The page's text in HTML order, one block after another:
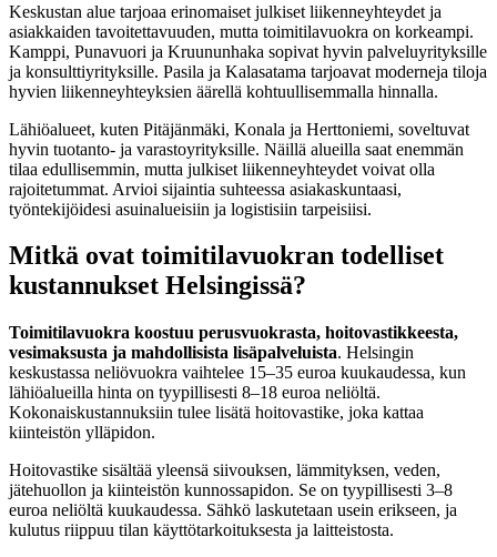
Keskustan alue tarjoaa erinomaiset julkiset liikenneyhteydet ja
asiakkaiden tavoitettavuuden, mutta toimitilavuokra on korkeampi.
Kamppi, Punavuori ja Kruununhaka sopivat hyvin palveluyrityksille
ja konsulttiyrityksille. Pasila ja Kalasatama tarjoavat moderneja tiloja
hyvien liikenneyhteyksien äärellä kohtuullisemmalla hinnalla.
Lähiöalueet, kuten Pitäjänmäki, Konala ja Herttoniemi, soveltuvat
hyvin tuotanto- ja varastoyrityksille. Näillä alueilla saat enemmän
tilaa edullisemmin, mutta julkiset liikenneyhteydet voivat olla
rajoitetummat. Arvioi sijaintia suhteessa asiakaskuntaasi,
työntekijöidesi asuinalueisiin ja logistisiin tarpeisiisi.
Mitkä ovat toimitilavuokran todelliset
kustannukset Helsingissä?
Toimitilavuokra koostuu perusvuokrasta, hoitovastikkeesta,
vesimaksusta ja mahdollisista lisäpalveluista. Helsingin
keskustassa neliövuokra vaihtelee 15–35 euroa kuukaudessa, kun
lähiöalueilla hinta on tyypillisesti 8–18 euroa neliöltä.
Kokonaiskustannuksiin tulee lisätä hoitovastike, joka kattaa
kiinteistön ylläpidon.
Hoitovastike sisältää yleensä siivouksen, lämmityksen, veden,
jätehuollon ja kiinteistön kunnossapidon. Se on tyypillisesti 3–8
euroa neliöltä kuukaudessa. Sähkö laskutetaan usein erikseen, ja
kulutus riippuu tilan käyttötarkoituksesta ja laitteistosta.